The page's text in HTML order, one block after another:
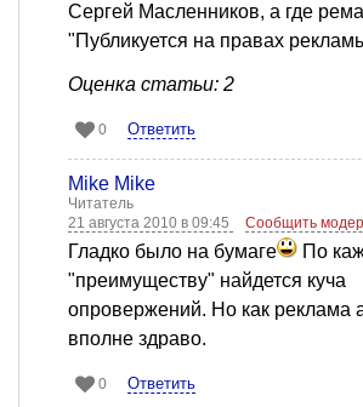
Сергей Масленников, а где
"Публикуется на правах
Оценка статьи: 2
0 Ответить
Mike Mike
Читатель
21 августа 2010 в 09:45
Сообщить
Гладко было на бумаге
По
"преимуществу" найдется куча
опровержений. Но как реклама
вполне здраво.
0 Ответить